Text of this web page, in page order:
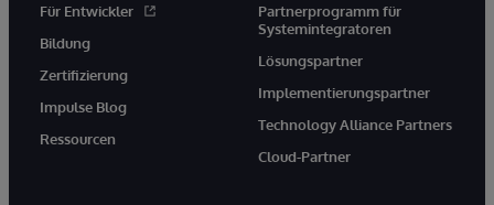
Für Entwickler
Bildung
Zertifizierung
Impulse Blog
Ressourcen
Partnerprogramm für
Systemintegratoren
Lösungspartner
Implementierungspartner
Technology Alliance Partners
Cloud-Partner